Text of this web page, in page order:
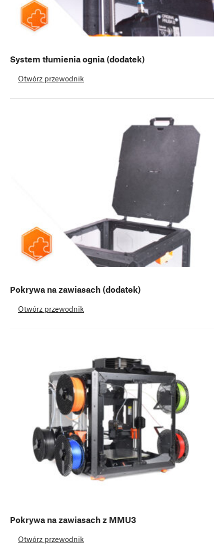
System tłumienia ognia (dodatek)
Otwórz przewodnik
Pokrywa na zawiasach (dodatek)
Otwórz przewodnik
Pokrywa na zawiasach z MMU3
Otwórz przewodnik